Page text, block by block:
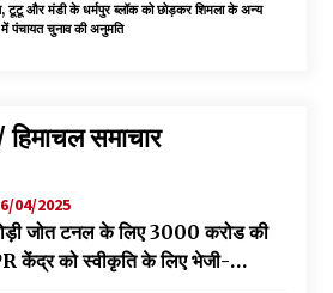
टूटू और मंडी के धर्मपुर ब्लॉक को छोड़कर शिमला के अन्य
पंचायत चुनाव की अनुमति
समाचार
04/2025
जोत टनल के लिए 3000 करोड की
केंद्र को स्वीकृति के लिए भेजी-